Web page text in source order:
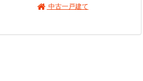
中古一戸建て